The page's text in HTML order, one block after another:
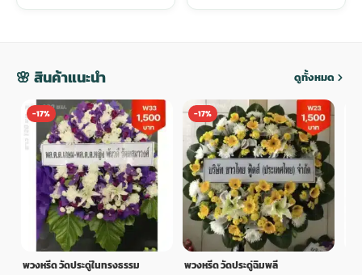
🌸 สินค้าแนะนำ ดูทั้งหมด
-17%
พวงหรีด วัดประดู่ในทรงธรรม
-17%
พวงหรีด วัดประดู่ฉิมพลี